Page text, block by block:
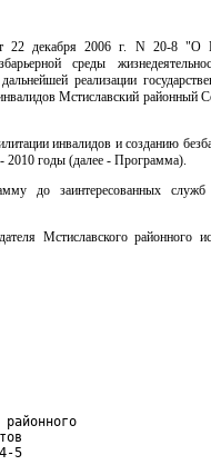
от 22 декабря 2006 г. N 20-8 "О
среды
реализации
Мстиславский районный
инвалидов и созданию
2010 годы (далее - Программа).
до заинтересованных служб
Мстиславского районного
районного
5